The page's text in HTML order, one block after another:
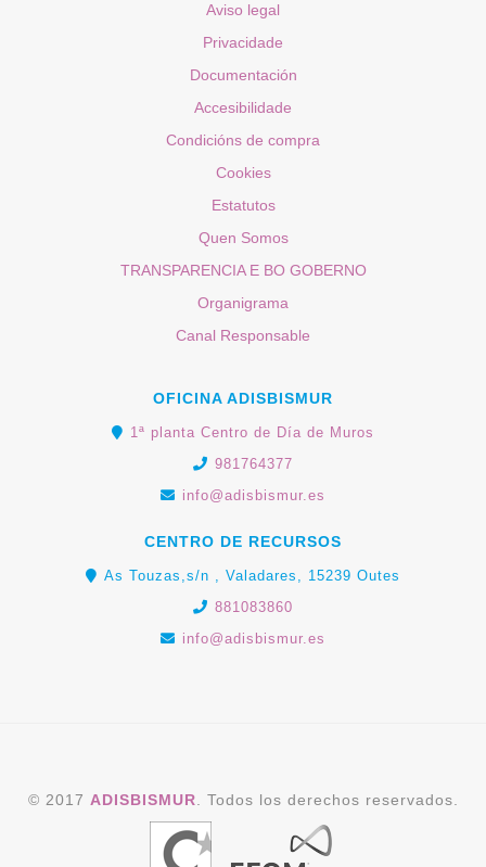
Aviso legal
Privacidade
Documentación
Accesibilidade
Condicións de compra
Cookies
Estatutos
Quen Somos
TRANSPARENCIA E BO GOBERNO
Organigrama
Canal Responsable
OFICINA ADISBISMUR
1ª planta Centro de Día de Muros
981764377
info@adisbismur.es
CENTRO DE RECURSOS
As Touzas,s/n , Valadares, 15239 Outes
881083860
info@adisbismur.es
© 2017 ADISBISMUR. Todos los derechos reservados.